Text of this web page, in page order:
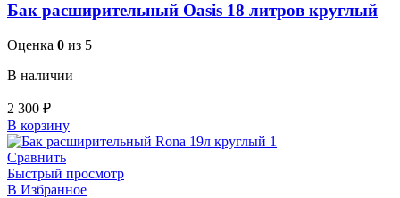
Бак расширительный Oasis 18 литров круглый
Оценка 0 из 5
В наличии
2 300 ₽
В корзину
Сравнить
Быстрый просмотр
В Избранное